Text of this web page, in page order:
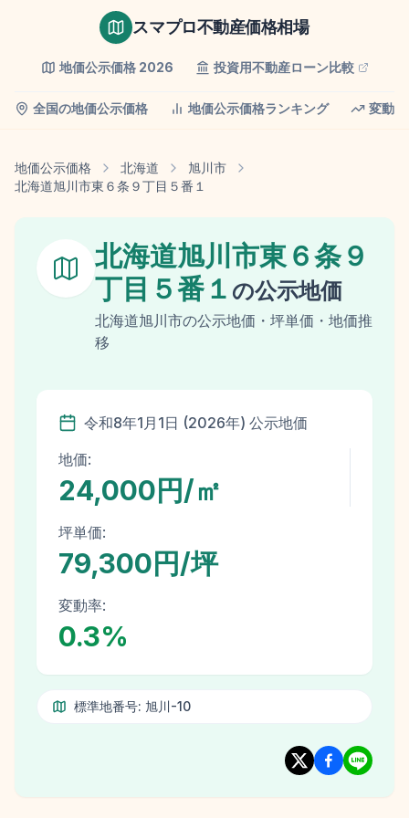
スマプロ不動産価格相場
地価公示価格 2026 投資用不動産ローン比較
全国の地価公示価格 地価公示価格ランキング 変動
地価公示価格 北海道
旭川市
北海道旭川市東６条９丁目５番１
北海道旭川市東６条９
丁目５番１ の公示地価
北海道旭川市の公示地価 ・坪単価・地価推
移
令和8年1月1日 (2026年) 公示地価
地価:
24,000円/㎡
坪単価:
79,300円/坪
変動率:
0.3%
標準地番号: 旭川-10